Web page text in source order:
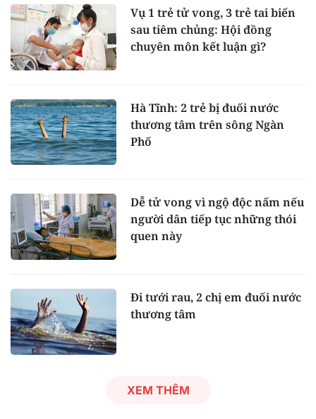
Vụ 1 trẻ tử vong, 3 trẻ tai biến
sau tiêm chủng: Hội đồng
chuyên môn kết luận gì?
Hà Tĩnh: 2 trẻ bị đuối nước
thương tâm trên sông Ngàn
Phố
Dễ tử vong vì ngộ độc nấm nếu
người dân tiếp tục những thói
quen này
Đi tưới rau, 2 chị em đuối nước
thương tâm
XEM THÊM